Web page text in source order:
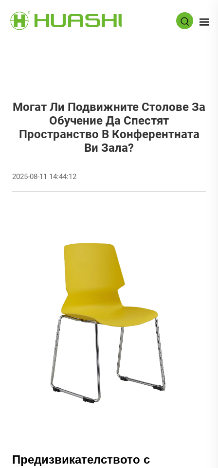
Могат Ли Подвижните Столове За
Обучение Да Спестят
Пространство В Конферентната
Ви Зала?
2025-08-11 14:44:12
Предизвикателството с